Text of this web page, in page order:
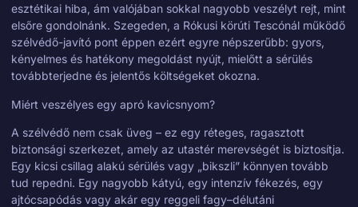
esztétikai hiba, ám valójában sokkal nagyobb veszélyt rejt, mint
elsőre gondolnánk. Szegeden, a Rókusi körúti Tescónál működő
szélvédő-javító pont éppen ezért egyre népszerűbb: gyors,
kényelmes és hatékony megoldást nyújt, mielőtt a sérülés
továbbterjedne és jelentős költségeket okozna.
Miért veszélyes egy apró kavicsnyom?
A szélvédő nem csak üveg – ez egy réteges, ragasztott
biztonsági szerkezet, amely az utastér merevségét is biztosítja.
Egy kicsi csillag alakú sérülés vagy „bikszli” könnyen tovább
tud repedni. Egy nagyobb kátyú, egy intenzív fékezés, egy
ajtócsapódás vagy akár egy reggeli fagy–délutáni